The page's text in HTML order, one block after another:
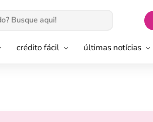
crédito fácil últimas notícias